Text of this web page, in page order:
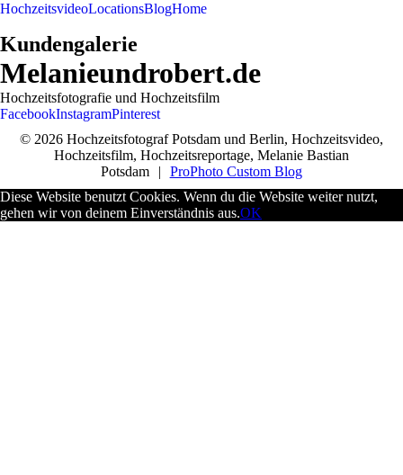
HochzeitsvideoLocationsBlogHome
Kundengalerie
Melanieundrobert.de
Hochzeitsfotografie und Hochzeitsfilm
FacebookInstagramPinterest
© 2026 Hochzeitsfotograf Potsdam und Berlin, Hochzeitsvideo,
Hochzeitsfilm, Hochzeitsreportage, Melanie Bastian
Potsdam
|
ProPhoto Custom Blog
Diese Website benutzt Cookies. Wenn du die Website weiter nutzt,
gehen wir von deinem Einverständnis aus.OK